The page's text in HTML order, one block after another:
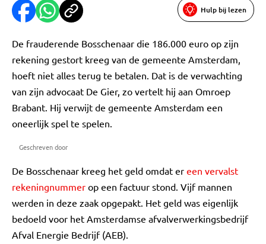
Hulp bij lezen
De frauderende Bosschenaar die 186.000 euro op zijn
rekening gestort kreeg van de gemeente Amsterdam,
hoeft niet alles terug te betalen. Dat is de verwachting
van zijn advocaat De Gier, zo vertelt hij aan Omroep
Brabant. Hij verwijt de gemeente Amsterdam een
oneerlijk spel te spelen.
Geschreven door
De Bosschenaar kreeg het geld omdat er een vervalst
rekeningnummer op een factuur stond. Vijf mannen
werden in deze zaak opgepakt. Het geld was eigenlijk
bedoeld voor het Amsterdamse afvalverwerkingsbedrijf
Afval Energie Bedrijf (AEB).